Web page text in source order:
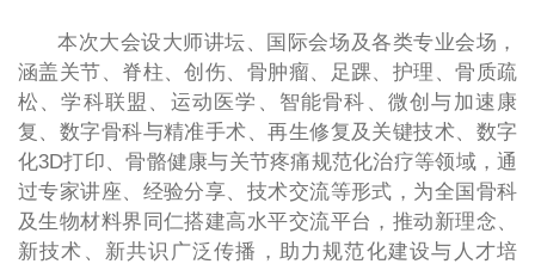
本次大会设大师讲坛、国际会场及各类专业会场，
涵盖关节、脊柱、创伤、骨肿瘤、足踝、护理、骨质疏
松、学科联盟、运动医学、智能骨科、微创与加速康
复、数字骨科与精准手术、再生修复及关键技术、数字
化3D打印、骨骼健康与关节疼痛规范化治疗等领域，通
过专家讲座、经验分享、技术交流等形式，为全国骨科
及生物材料界同仁搭建高水平交流平台，推动新理念、
新技术、新共识广泛传播，助力规范化建设与人才培